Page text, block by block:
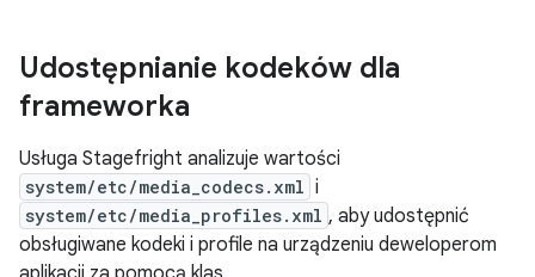
Udostępnianie kodeków dla
frameworka
Usługa Stagefright analizuje wartości
system/etc/media_codecs.xml i
system/etc/media_profiles.xml , aby udostępnić
obsługiwane kodeki i profile na urządzeniu deweloperom